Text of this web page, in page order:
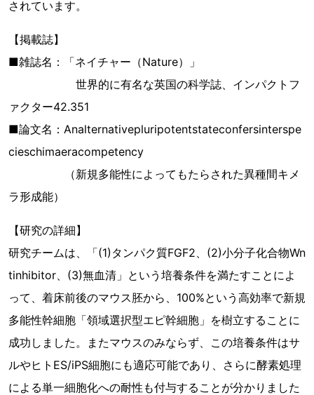
されています。
【掲載誌】
■雑誌名：「ネイチャー（Nature）」
世界的に有名な英国の科学誌、インパクトフ
ァクター42.351
■論文名：Analternativepluripotentstateconfersinterspe
cieschimaeracompetency
（新規多能性によってもたらされた異種間キメ
ラ形成能）
【研究の詳細】
研究チームは、「(1)タンパク質FGF2、(2)小分子化合物Wn
tinhibitor、(3)無血清」という培養条件を満たすことによ
って、着床前後のマウス胚から、100%という高効率で新規
多能性幹細胞「領域選択型エピ幹細胞」を樹立することに
成功しました。またマウスのみならず、この培養条件はサ
ルやヒトES/iPS細胞にも適応可能であり、さらに酵素処理
による単一細胞化への耐性も付与することが分かりました